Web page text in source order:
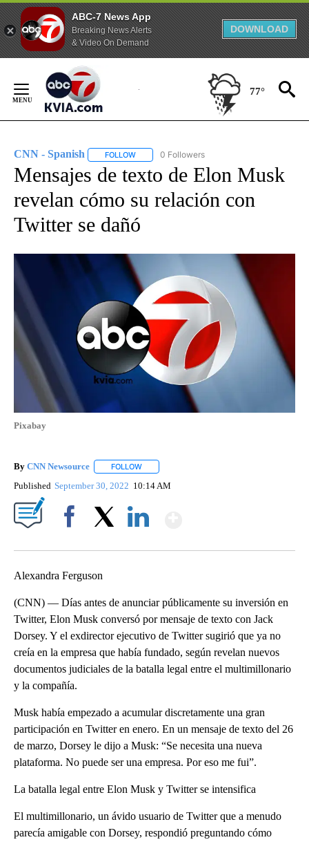
ABC-7 News App
Breaking News Alerts
& Video On Demand
DOWNLOAD
Content
77°
CNN - Spanish FOLLOW FOLLOW "CNN - SPANISH" TO RECEIVE
0 Followers
Mensajes de texto de Elon Musk
revelan cómo su relación con
Twitter se dañó
Pixabay
By CNN Newsource FOLLOW
Published September 30, 2022 10:14 AM
Alexandra Ferguson
(CNN) — Días antes de anunciar públicamente su inversión en
Twitter, Elon Musk conversó por mensaje de texto con Jack
Dorsey. Y el exdirector ejecutivo de Twitter sugirió que ya no
creía en la empresa que había fundado, según revelan nuevos
documentos judiciales de la batalla legal entre el multimillonario
y la compañía.
Musk había empezado a acumular discretamente una gran
participación en Twitter en enero. En un mensaje de texto del 26
de marzo, Dorsey le dijo a Musk: “Se necesita una nueva
plataforma. No puede ser una empresa. Por eso me fui”.
La batalla legal entre Elon Musk y Twitter se intensifica
El multimillonario, un ávido usuario de Twitter que a menudo
parecía amigable con Dorsey, respondió preguntando cómo